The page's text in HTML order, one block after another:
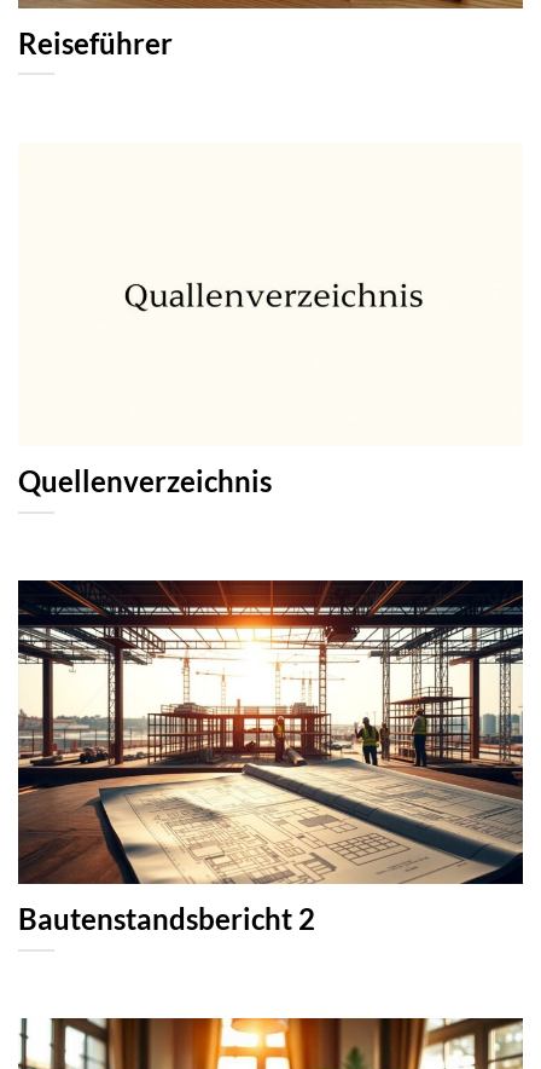
Reiseführer
Quellenverzeichnis
Bautenstandsbericht 2